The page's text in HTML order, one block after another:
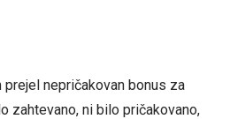
nepričakovan bonus za
zahtevano, ni bilo pričakovano,